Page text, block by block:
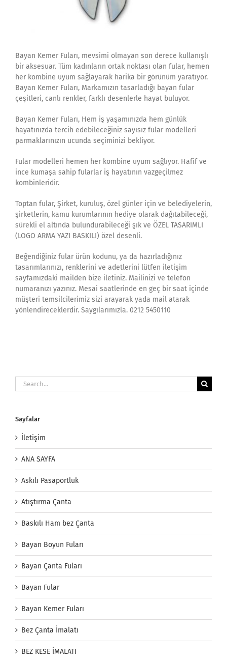
Bayan Kemer Fuları, mevsimi olmayan son derece kullanışlı
bir aksesuar. Tüm kadınların ortak noktası olan fular, hemen
her kombine uyum sağlayarak harika bir görünüm yaratıyor.
Bayan Kemer Fuları, Markamızın tasarladığı bayan fular
çeşitleri, canlı renkler, farklı desenlerle hayat buluyor.
Bayan Kemer Fuları, Hem iş yaşamınızda hem günlük
hayatınızda tercih edebileceğiniz sayısız fular modelleri
parmaklarınızın ucunda seçiminizi bekliyor.
Fular modelleri hemen her kombine uyum sağlıyor. Hafif ve
ince kumaşa sahip fularlar iş hayatının vazgeçilmez
kombinleridir.
Toptan fular, Şirket, kuruluş, özel günler için ve belediyelerin,
şirketlerin, kamu kurumlarının hediye olarak dağıtabileceği,
sürekli el altında bulundurabileceği şık ve ÖZEL TASARIMLI
(LOGO ARMA YAZI BASKILI) özel desenli.
Beğendiğiniz fular ürün kodunu, ya da hazırladığınız
tasarımlarınızı, renklerini ve adetlerini lütfen iletişim
sayfamızdaki mailden bize iletiniz. Mailinizi ve telefon
numaranızı yazınız. Mesai saatlerinde en geç bir saat içinde
müşteri temsilcilerimiz sizi arayarak yada mail atarak
yönlendireceklerdir. Saygılarımızla. 0212 5450110
Search
for:
Sayfalar
İletişim
ANA SAYFA
Askılı Pasaportluk
Atıştırma Çanta
Baskılı Ham bez Çanta
Bayan Boyun Fuları
Bayan Çanta Fuları
Bayan Fular
Bayan Kemer Fuları
Bez Çanta İmalatı
BEZ KESE İMALATI